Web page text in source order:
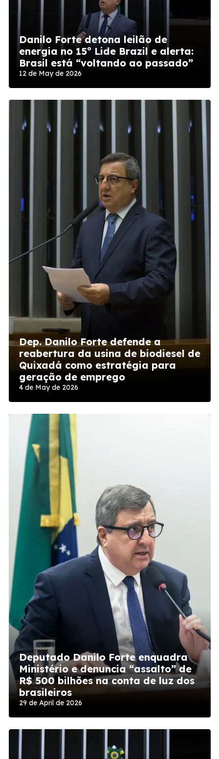
Danilo Forte detona leilão de
energia no 15º Lide Brazil e alerta:
Brasil está “voltando ao passado”
12 de May de 2026
Dep. Danilo Forte defende a
reabertura da usina de biodiesel de
Quixadá como estratégia para
geração de emprego
4 de May de 2026
Deputado Danilo Forte enquadra
Ministério e denuncia “assalto” de
R$ 500 bilhões na conta de luz dos
brasileiros
29 de April de 2026